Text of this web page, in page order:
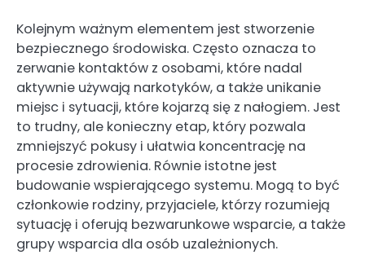
Kolejnym ważnym elementem jest stworzenie
bezpiecznego środowiska. Często oznacza to
zerwanie kontaktów z osobami, które nadal
aktywnie używają narkotyków, a także unikanie
miejsc i sytuacji, które kojarzą się z nałogiem. Jest
to trudny, ale konieczny etap, który pozwala
zmniejszyć pokusy i ułatwia koncentrację na
procesie zdrowienia. Równie istotne jest
budowanie wspierającego systemu. Mogą to być
członkowie rodziny, przyjaciele, którzy rozumieją
sytuację i oferują bezwarunkowe wsparcie, a także
grupy wsparcia dla osób uzależnionych.